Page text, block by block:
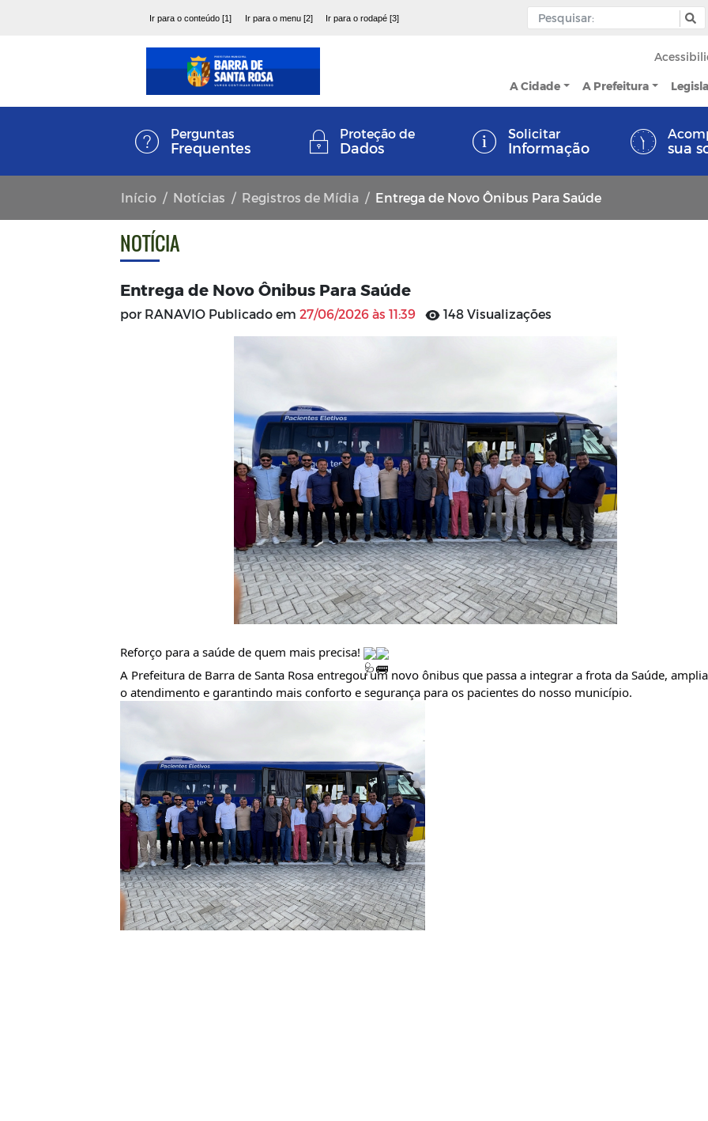
Ir para o conteúdo [1] Ir para o menu [2] Ir para o rodapé [3]
A Cidade A Prefeitura
Perguntas
Frequentes
Proteção de
Dados
Solicitar
Informação sua
Início Notícias Registros de Mídia Entrega de Novo Ônibus Para Saúde
NOTÍCIA
Entrega de Novo Ônibus Para Saúde
por RANAVIO Publicado em 27/06/2026 às 11:39 148 Visualizações
Reforço para a saúde de quem mais precisa!
A Prefeitura de Barra de Santa Rosa entregou um novo ônibus que passa a integrar a frota da Saúde,
o atendimento e garantindo mais conforto e segurança para os pacientes do nosso município.